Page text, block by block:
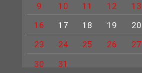
9
10 11 12 13
16
17 18 19 20
23
24 25 26 27
30
31